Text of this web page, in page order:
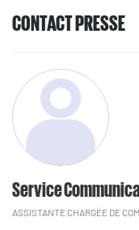
CONTACT PRESSE
Service
ASSISTANTE CHARGÉE DE